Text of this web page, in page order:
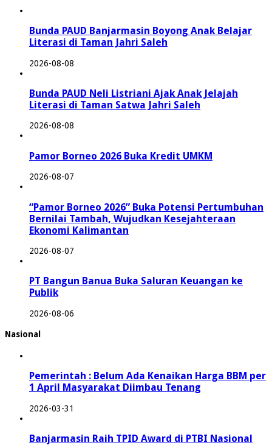
Bunda PAUD Banjarmasin Boyong Anak Belajar
Literasi di Taman Jahri Saleh
2026-08-08
Bunda PAUD Neli Listriani Ajak Anak Jelajah
Literasi di Taman Satwa Jahri Saleh
2026-08-08
Pamor Borneo 2026 Buka Kredit UMKM
2026-08-07
“Pamor Borneo 2026” Buka Potensi Pertumbuhan
Bernilai Tambah, Wujudkan Kesejahteraan
Ekonomi Kalimantan
2026-08-07
PT Bangun Banua Buka Saluran Keuangan ke
Publik
2026-08-06
Nasional
Pemerintah : Belum Ada Kenaikan Harga BBM per
1 April Masyarakat Diimbau Tenang
2026-03-31
Banjarmasin Raih TPID Award di PTBI Nasional